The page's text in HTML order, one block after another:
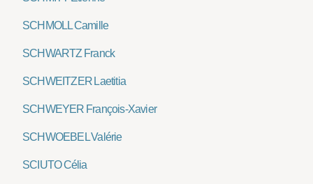
SCHMOLL Camille
SCHWARTZ Franck
SCHWEITZER Laetitia
SCHWEYER François-Xavier
SCHWOEBEL Valérie
SCIUTO Célia